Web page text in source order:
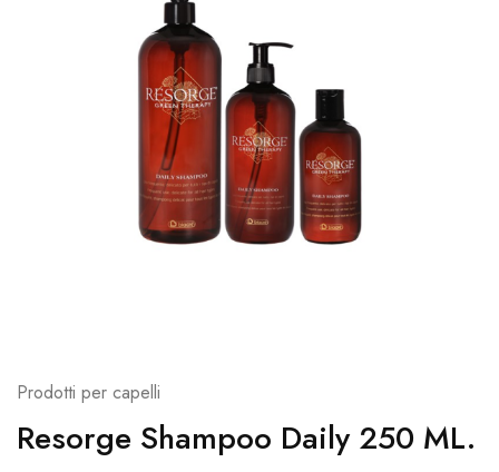
Prodotti per capelli
Resorge Shampoo Daily 250 ML.